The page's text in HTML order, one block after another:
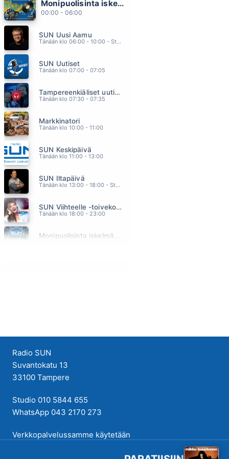
VIESTII
YHDEN TAHDEN HOTELLI
ANGELICA
KOHTA JO KOTONA
MISS YOU LIKE CRAZY
Monipuolisinta iskelmää ja parasta poppia
00:00 - 06:00
SUN Uusi Aamu
Tänään klo 06:00 - 10:00 - Studiossa: Kimmo Hoivassilta
SUN Uutiset
Tänään klo 07:00 - 07:05
Tampereenkiäliset uutiset
Tänään klo 07:30 - 07:35
Markkinatori
Tänään klo 10:00 - 11:00
SUN Keskipäivä
Tänään klo 11:00 - 13:00
SUN Iltapäivä
Tänään klo 13:00 - 18:00 - Studiossa: Kaisu Lämsä
SUN Viihteelle -toivekonsertti
Tänään klo 18:00 - 23:00
Radio SUN
Suvantokatu 13
33100 Tampere
Studio 010 5844 655
WhatsApp 043 2170 273
Verkkopalvelussamme käytetään